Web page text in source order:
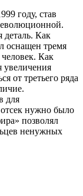
году, став
деталь. Как
оснащен тремя
Как
увеличения
от третьего ряда
для
нужно было
позволял
ненужных